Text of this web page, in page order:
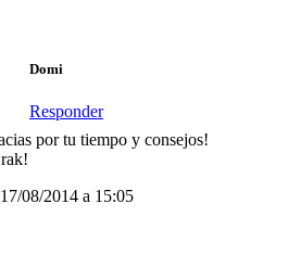
Domi
Responder
por tu tiempo y consejos!
17/08/2014 a 15:05